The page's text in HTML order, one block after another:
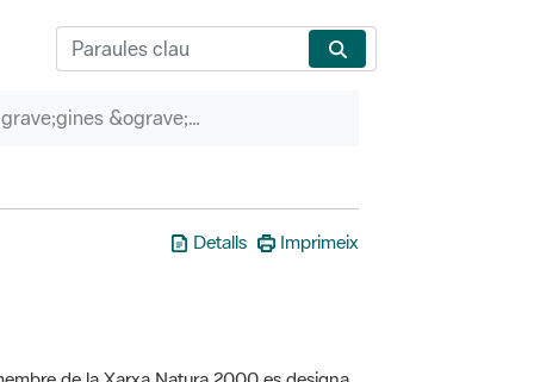
P&agrave;gines &ograve;rfenes
Detalls Imprimeix